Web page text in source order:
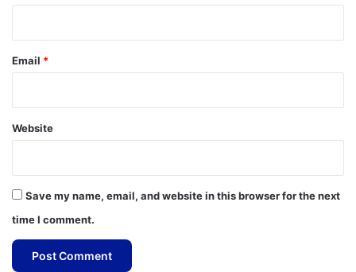
Email *
Website
Save my name, email, and website in this browser for the next
time I comment.